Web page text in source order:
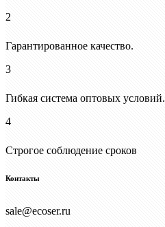
2
Гарантированное качество.
3
Гибкая система оптовых условий.
4
Строгое соблюдение сроков
Контакты
sale@ecoser.ru